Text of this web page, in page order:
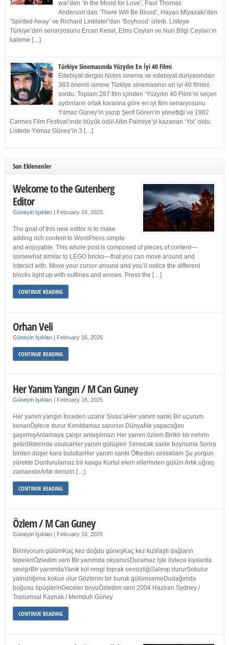
wai’den ‘In the Mood for Love’, Paul Thomas
Anderson’dan ‘There Will Be Blood’, Hayao Miyazaki’den
‘Spirited Away’ ve Richard Linklater’dan ‘Boyhood’ izledi. Listeye
Türkiye’den senaryosunu Ercan Kesal, Ebru Ceylan ve Nuri Bilgi Ceylan’ın
kaleme […]
Türkiye Sinemasında Yüzyılın En İyi 40 Filmi
Edebiyat dergisi Notos sinema ve edebiyat dünyasından
383 önemli ismine Türkiye sinemasının en iyi 40 filmini
sordu. Toplam 287 film içinden ‘Yüzyılın 40 Filmi’ni seçen
aydınların ortak kararına göre en iyi film senaryosunu
Yılmaz Güney’in yazıp Şerif Gören’in yönettiği ve 1982
Cannes Film Festival’inde büyük ödül Altın Palmiye’yi kazanan ‘Yol’ oldu.
Listede Yılmaz Güney’in 3 […]
Son Eklenenler
Welcome to the Gutenberg
Editor
Güneyin Işıkları | February 16, 2025
The goal of this new editor is to make
adding rich content to WordPress simple
and enjoyable. This whole post is composed of pieces of content—
somewhat similar to LEGO bricks—that you can move around and
interact with. Move your cursor around and you’ll notice the different
blocks light up with outlines and arrows. Press the […]
CONTINUE READING
Orhan Veli
Güneyin Işıkları | February 16, 2025
CONTINUE READING
Her Yanım Yangın / M Can Guney
Güneyin Işıkları | February 16, 2025
Her yanım yangın İnceden uzanır Sivas’aHer yanım sanki Bir uçurum
kenarıÖylece durur Kımıldamaz sanırsın DünyaNe yapacağını
şaşırmışAnlamaya çalışır anlaşılmazı Her yanım özlem Birikir bir nehrin
getirdiklerinde usulcaHer yanım gülüşleri Sımsıcak sarılır boynuma Sonra
birden düşer kara bulutlarHer yanım sanki Öfkeden sırılsıklam Şu yorgun
yürekte Durdurulamaz bir kavga Kurtul elem ellerinden gülüm Artık uğraş
zamanıdırArtık denizin […]
CONTINUE READING
Özlem / M Can Guney
Güneyin Işıkları | February 16, 2025
Bilmiyorum gülümKaç kez doğdu güneşKaç kez kızıllaştı dağların
tepeleriÖzledim seni Bir yanımda okyanusDuramaz işte öylece kıyılarda
sevişirBir yanımdaYanık kül rengi toprak sessizliğiSalınıp dururSokulur
yalnızlığıma kokun olur Gözlerim bir buruk gülümsemeDudağımda
buğusu öpüşlerinGeceler boyuÖzledim seni 2004 Haziran Sydney /
Toplumsal Kaynak / Memduh Güney
CONTINUE READING